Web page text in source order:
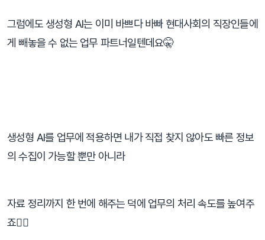
그럼에도 생성형 AI는 이미 바쁘다 바빠 현대사회의 직장인들에
게 빼놓을 수 없는 업무 파트너일텐데요🤫
생성형 AI를 업무에 적용하면 내가 직접 찾지 않아도 빠른 정보
의 수집이 가능할 뿐만 아니라
자료 정리까지 한 번에 해주는 덕에 업무의 처리 속도를 높여주
죠👍🏻